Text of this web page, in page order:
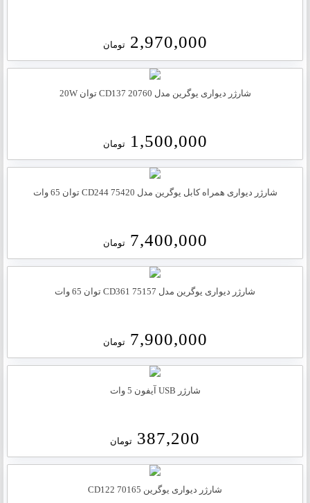
2,970,000 تومان
شارژر دیواری یوگرین مدل 20760 CD137 توان 20W
1,500,000 تومان
شارژر دیواری همراه کابل یوگرین مدل CD244 75420 توان 65 وات
7,400,000 تومان
شارژر دیواری یوگرین مدل CD361 75157 توان 65 وات
7,900,000 تومان
شارژر USB آیفون 5 وات
387,200 تومان
شارژر دیواری یوگرین 70165 CD122